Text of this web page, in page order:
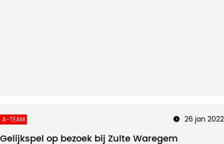
A-TEAM 26 jan 2022
Gelijkspel op bezoek bij Zulte Waregem